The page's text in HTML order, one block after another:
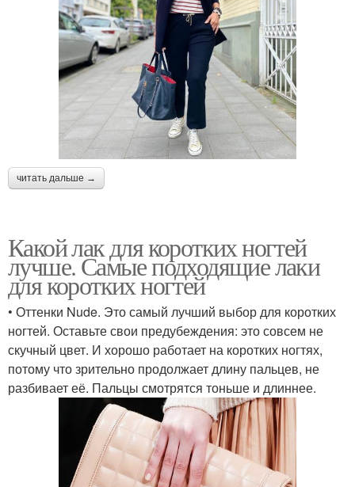
читать дальше →
Какой лак для коротких ногтей
лучше. Самые подходящие лаки
для коротких ногтей
• Оттенки Nude. Это самый лучший выбор для коротких
ногтей. Оставьте свои предубеждения: это совсем не
скучный цвет. И хорошо работает на коротких ногтях,
потому что зрительно продолжает длину пальцев, не
разбивает её. Пальцы смотрятся тоньше и длиннее.